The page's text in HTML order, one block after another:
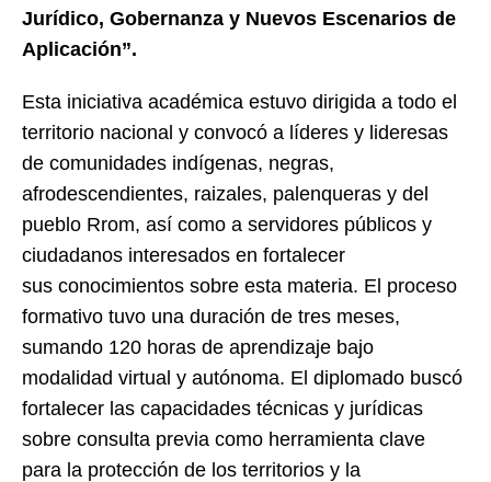
Jurídico, Gobernanza y Nuevos Escenarios de
Aplicación”.
Esta iniciativa académica estuvo dirigida a todo el
territorio nacional y convocó a líderes y lideresas
de comunidades indígenas, negras,
afrodescendientes, raizales, palenqueras y del
pueblo Rrom, así como a servidores públicos y
ciudadanos interesados en fortalecer
sus conocimientos sobre esta materia. El proceso
formativo tuvo una duración de tres meses,
sumando 120 horas de aprendizaje bajo
modalidad virtual y autónoma. El diplomado buscó
fortalecer las capacidades técnicas y jurídicas
sobre consulta previa como herramienta clave
para la protección de los territorios y la